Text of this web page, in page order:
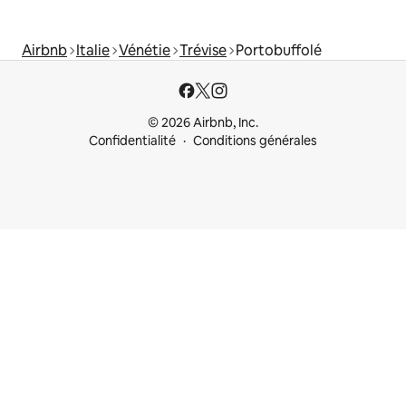
Airbnb Italie Vénétie Trévise Portobuffolé
© 2026 Airbnb, Inc.
Confidentialité
Conditions générales